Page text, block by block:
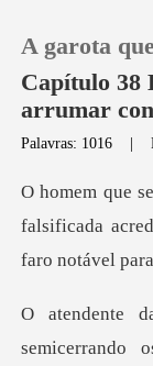
Loja
Sair
A garota
Capítulo 38
arrumar
Palavras: 1016 |
falsificada